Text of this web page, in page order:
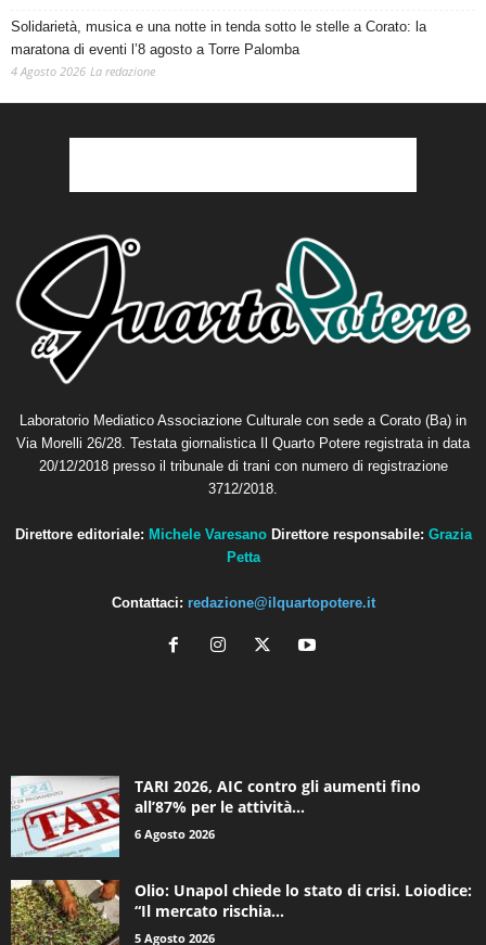
Solidarietà, musica e una notte in tenda sotto le stelle a Corato: la
maratona di eventi l’8 agosto a Torre Palomba
4 Agosto 2026 La redazione
Laboratorio Mediatico Associazione Culturale con sede a Corato (Ba) in
Via Morelli 26/28. Testata giornalistica Il Quarto Potere registrata in data
20/12/2018 presso il tribunale di trani con numero di registrazione
3712/2018.
Direttore editoriale: Michele Varesano Direttore responsabile: Grazia
Petta
Contattaci: redazione@ilquartopotere.it
TARI 2026, AIC contro gli aumenti fino
all’87% per le attività...
6 Agosto 2026
Olio: Unapol chiede lo stato di crisi. Loiodice:
“Il mercato rischia...
5 Agosto 2026